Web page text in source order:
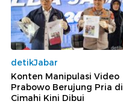
detikJabar
Konten Manipulasi Video
Prabowo Berujung Pria di
Cimahi Kini Dibui